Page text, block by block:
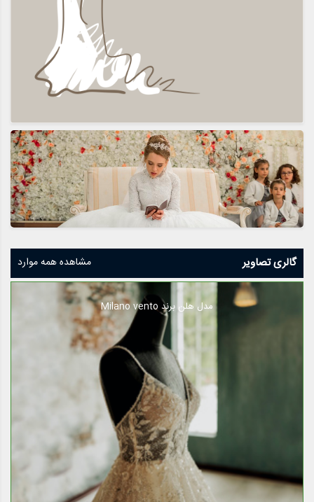
گالری تصاویر مشاهده همه موارد
مدل هلن برند Milano vento